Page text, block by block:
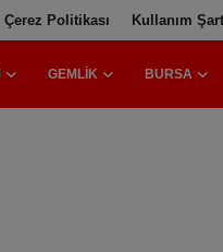
Çerez Politikası Kullanım
GEMLIK BURSA